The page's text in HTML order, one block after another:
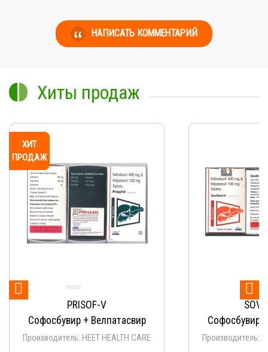
НАПИСАТЬ КОММЕНТАРИЙ
Хиты продаж
ХИТ
ПРОДАЖ
PRISOF-V
Софосбувир + Велпатасвир
Производитель: HEET HEALTH CARE
ХИТ
ПРОДАЖ
Софосбувир
Производитель:
ХИТ
ПРОДАЖ
ХИТ
ПРОДАЖ
ХИТ
ПРОДАЖ
ХИТ
ПРОДАЖ
ХИТ
ПРОДАЖ
ХИТ
ПРОДАЖ
ХИТ
ПРОДАЖ
ХИТ
ПРОДАЖ
 